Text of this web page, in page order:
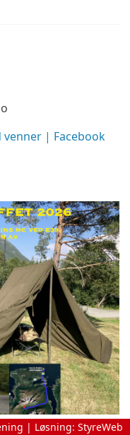
venner | Facebook
| Løsning: StyreWeb